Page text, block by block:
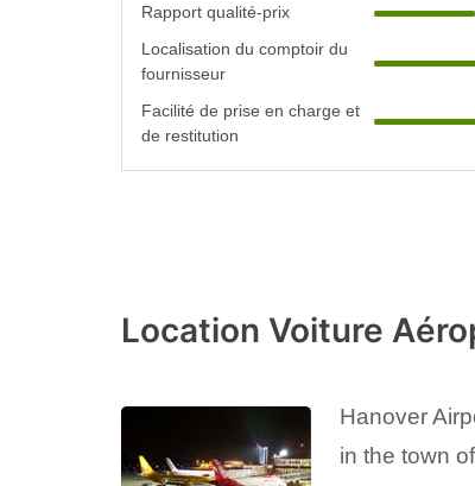
Rapport qualité-prix
Localisation du comptoir du
fournisseur
Facilité de prise en charge et
de restitution
Location Voiture
Hanover
in the town